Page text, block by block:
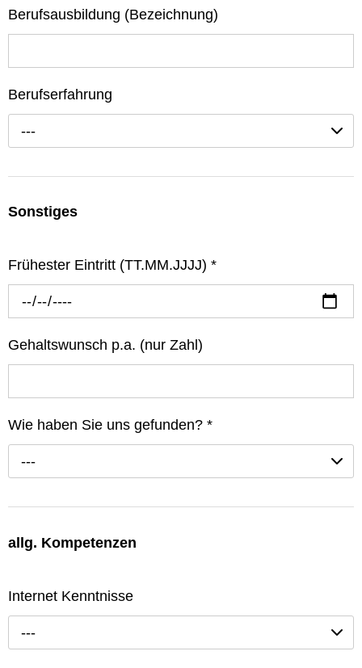
Berufsausbildung (Bezeichnung)
Berufserfahrung
---
Sonstiges
Frühester Eintritt (TT.MM.JJJJ) *
Gehaltswunsch p.a. (nur Zahl)
Wie haben Sie uns gefunden? *
---
allg. Kompetenzen
Internet Kenntnisse
---